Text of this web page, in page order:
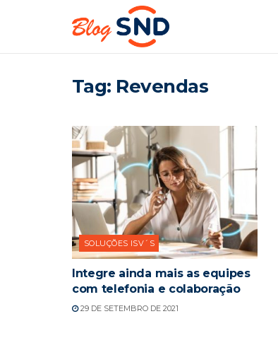
Tag: Revendas
SOLUÇÕES ISV´S
Integre ainda mais as equipes
com telefonia e colaboração
29 DE SETEMBRO DE 2021